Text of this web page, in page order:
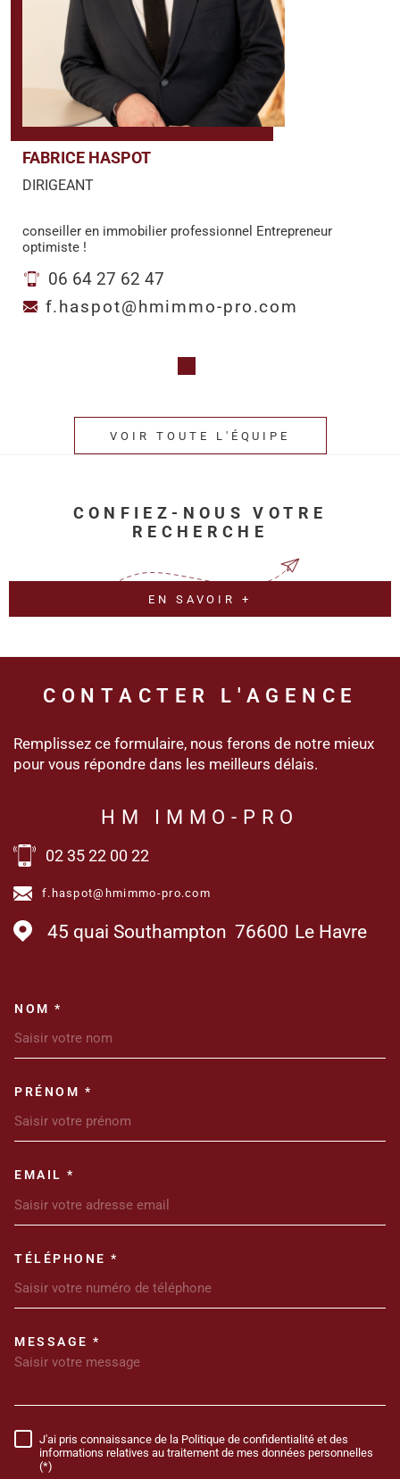
FABRICE HASPOT
DIRIGEANT
conseiller en immobilier professionnel Entrepreneur
optimiste !
06 64 27 62 47
f.haspot@hmimmo-pro.com
VOIR TOUTE L'ÉQUIPE
CONFIEZ-NOUS VOTRE
RECHERCHE
EN SAVOIR +
CONTACTER L'AGENCE
Remplissez ce formulaire, nous ferons de notre mieux
pour vous répondre dans les meilleurs délais.
HM IMMO-PRO
02 35 22 00 22
f.haspot@hmimmo-pro.com
45 quai Southampton 76600 Le Havre
NOM *
PRÉNOM *
EMAIL *
TÉLÉPHONE *
TRAD_MELTEM_VOREDEMANDE
MESSAGE *
RÈGLEMENTATION
J'ai pris connaissance de la Politique de confidentialité et des
informations relatives au traitement de mes données personnelles
(*)